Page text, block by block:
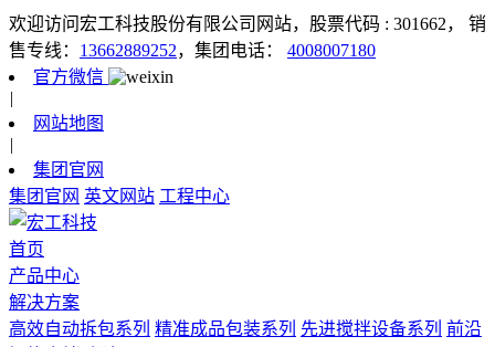
欢迎访问宏工科技股份有限公司网站，股票代码 : 301662，
销
售专线： 13662889252，集团电话： 4008007180
官方微信
|
网站地图
|
集团官网
集团官网 英文网站 工程中心
首页
产品中心
解决方案
高效自动拆包系列 精准成品包装系列 先进搅拌设备系列 前沿